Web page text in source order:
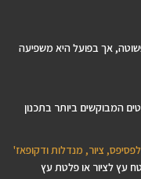
אך בפועל היא משפיעה
המבוקשים ביותר בתכנון
ציור, מנדלות ודקופאז'
עץ לציור או פלטת עץ